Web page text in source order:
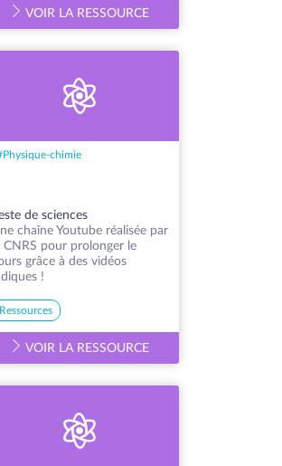
VOIR LA RESSOURCE
Physique-chimie
de sciences
chaîne Youtube réalisée par
CNRS pour prolonger le
grâce à des vidéos
!
Ressources
VOIR LA RESSOURCE